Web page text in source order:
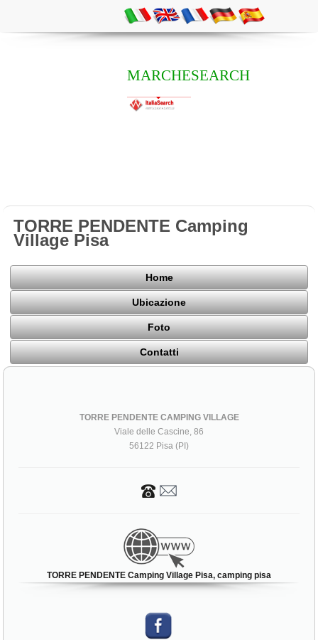
MARCHESEARCH
TORRE PENDENTE Camping
Village Pisa
Home
Ubicazione
Foto
Contatti
TORRE PENDENTE CAMPING VILLAGE
Viale delle Cascine, 86
56122 Pisa (PI)
TORRE PENDENTE Camping Village Pisa, camping pisa